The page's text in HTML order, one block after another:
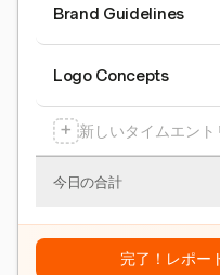
Brand Guidelines
Logo Concepts
+ 新しいタイムエント
今日の合計
完了！レポー